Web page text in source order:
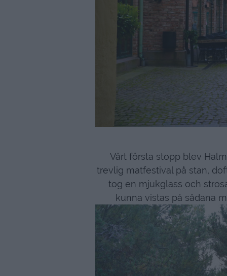
Vårt första stopp blev
trevlig matfestival på stan,
tog en mjukglass och
kunna vistas på sådana